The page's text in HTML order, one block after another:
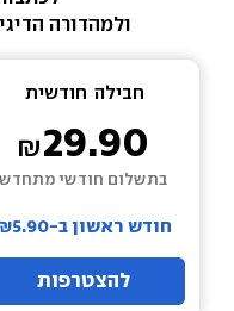
ולמהדורה
חבילה חודשית
29.90
בתשלום חודשי מתחדש
חודש ראשון ב-₪5.90
להצטרפות